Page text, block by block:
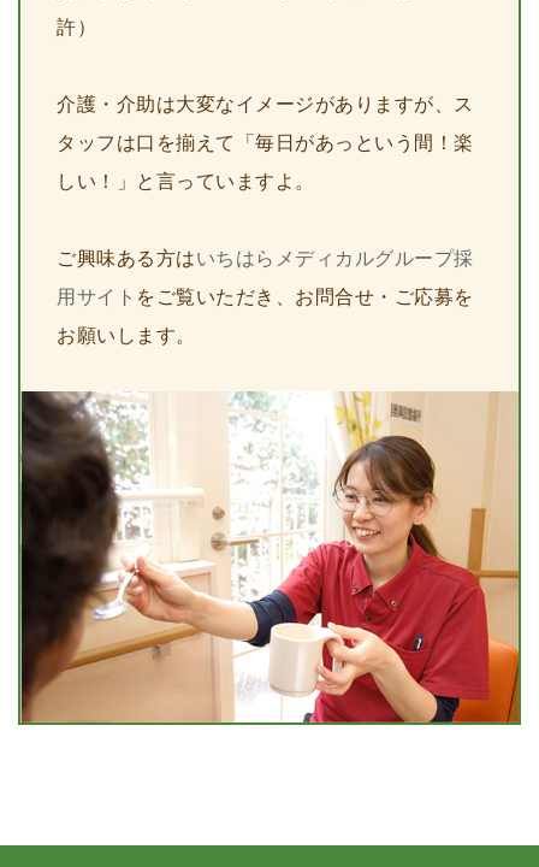
許）
介護・介助は大変なイメージがありますが、ス
タッフは口を揃えて「毎日があっという間！楽
しい！」と言っていますよ。
ご興味ある方はいちはらメディカルグループ採
用サイト をご覧いただき、お問合せ・ご応募を
お願いします。